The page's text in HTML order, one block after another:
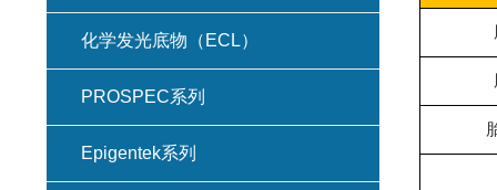
化学发光底物（ECL）
PROSPEC系列
Epigentek系列